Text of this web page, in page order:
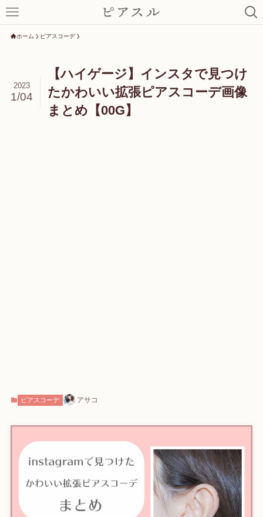
ホーム ピアスコーデ
【ハイゲージ】インスタで見つけ
たかわいい拡張ピアスコーデ画像
まとめ【00G】
2023
1/04
ピアスコーデ アサコ